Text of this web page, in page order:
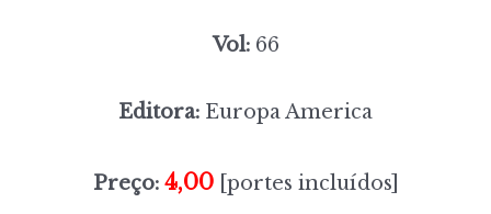
Vol:66
Editora: Europa America
Preço: 4,00[portes incluídos]